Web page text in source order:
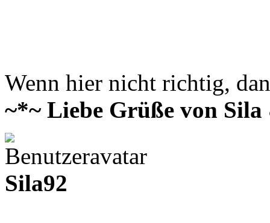
Wenn hier nicht richtig,
~*~ Liebe Grüße von Sila
Sila92